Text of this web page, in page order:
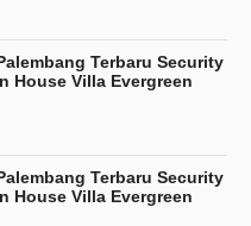
Terbaru Security
House Villa Evergreen
Terbaru Security
House Villa Evergreen